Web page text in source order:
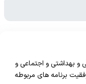
و بهداشتی و اجتماعی و
برنامه های مربوطه